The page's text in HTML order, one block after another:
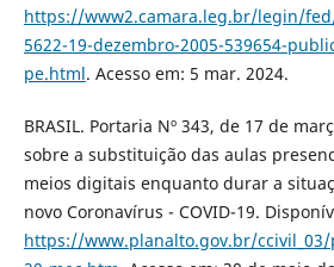
https://www2.camara.leg.br/legin/
5622-19-dezembro-2005-539654-
pe.html. Acesso em: 5 mar. 2024.
BRASIL. Portaria Nº 343, de 17 de
sobre a substituição das aulas
meios digitais enquanto durar a
novo Coronavírus - COVID-19.
https://www.planalto.gov.br/